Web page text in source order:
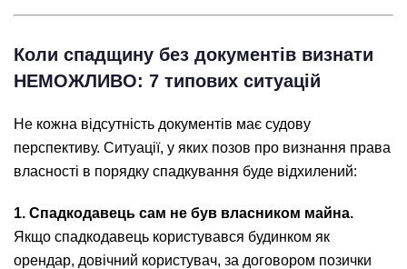
Коли спадщину без документів визнати
НЕМОЖЛИВО: 7 типових ситуацій
Не кожна відсутність документів має судову
перспективу. Ситуації, у яких позов про визнання права
власності в порядку спадкування буде відхилений:
1. Спадкодавець сам не був власником майна.
Якщо спадкодавець користувався будинком як
орендар, довічний користувач, за договором позички